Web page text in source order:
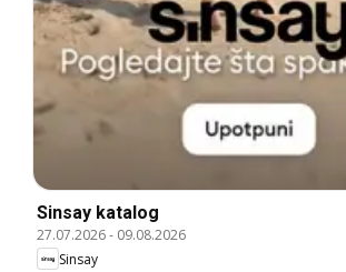
Sinsay katalog
27.07.2026- 09.08.2026
Sinsay